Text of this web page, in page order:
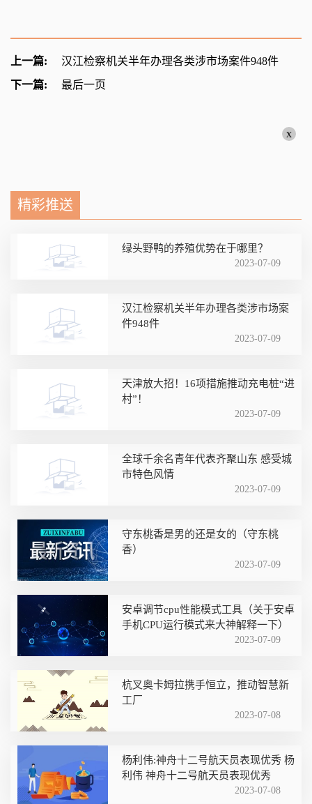
上一篇:
汉江检察机关半年办理各类涉市场案件948件
下一篇:
最后一页
x
精彩推送
绿头野鸭的养殖优势在于哪里？
2023-07-09
汉江检察机关半年办理各类涉市场案
件948件
2023-07-09
天津放大招！16项措施推动充电桩“进
村”！
2023-07-09
全球千余名青年代表齐聚山东 感受城
市特色风情
2023-07-09
守东桃香是男的还是女的（守东桃
香）
2023-07-09
安卓调节cpu性能模式工具（关于安卓
手机CPU运行模式来大神解释一下）
2023-07-09
杭叉奥卡姆拉携手恒立，推动智慧新
工厂
2023-07-08
杨利伟:神舟十二号航天员表现优秀 杨
利伟 神舟十二号航天员表现优秀
2023-07-08